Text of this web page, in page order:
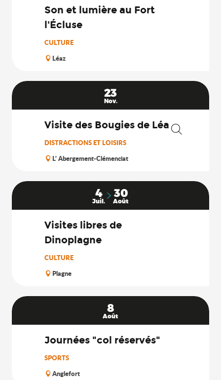
Son et lumière au Fort
l'Écluse
CULTURE
Léaz
23
Nov.
Visite des Bougies de Léa
DISTRACTIONS ET LOISIRS
L' Abergement-Clémenciat
4
Juil.
30
Août
Visites libres de
Dinoplagne
CULTURE
Plagne
8
Août
Journées "col réservés"
SPORTS
Anglefort